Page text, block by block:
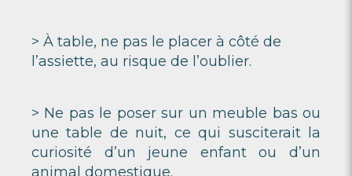
> À table, ne pas le placer à côté de
l’assiette, au risque de l’oublier.
> Ne pas le poser sur un meuble bas ou
une table de nuit, ce qui susciterait la
curiosité d’un jeune enfant ou d’un
animal domestique.